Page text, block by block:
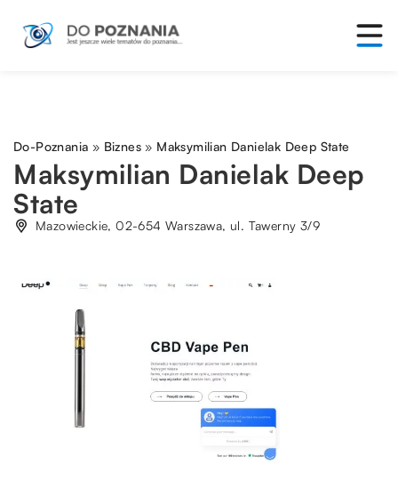
Do-Poznania » Biznes » Maksymilian Danielak Deep State
Maksymilian Danielak Deep
State
Mazowieckie, 02-654 Warszawa, ul. Tawerny 3/9